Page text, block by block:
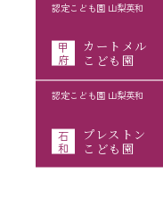
甲
府
認定こども園 山梨英和
カートメル
こども園
石
和
認定こども園 山梨英和
プレストン
こども園